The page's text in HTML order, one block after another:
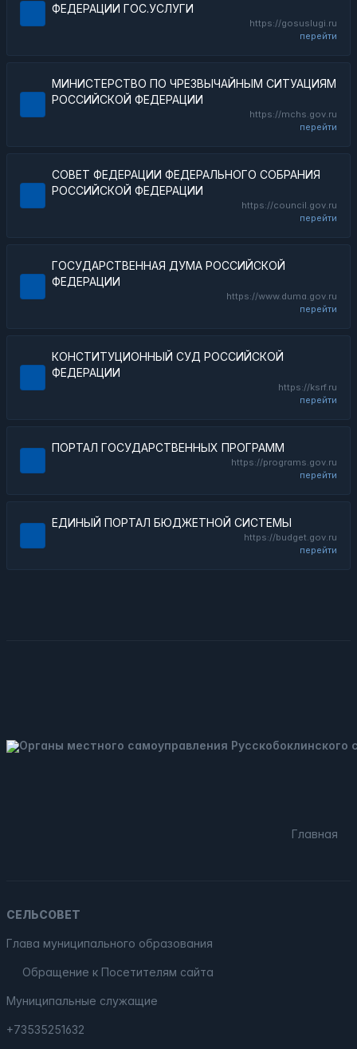
ФЕДЕРАЦИИ ГОС.УСЛУГИ
https://gosuslugi.ru
перейти
МИНИСТЕРСТВО ПО ЧРЕЗВЫЧАЙНЫМ СИТУАЦИЯМ
РОССИЙСКОЙ ФЕДЕРАЦИИ
https://mchs.gov.ru
перейти
СОВЕТ ФЕДЕРАЦИИ ФЕДЕРАЛЬНОГО СОБРАНИЯ
РОССИЙСКОЙ ФЕДЕРАЦИИ
https://council.gov.ru
перейти
ГОСУДАРСТВЕННАЯ ДУМА РОССИЙСКОЙ
ФЕДЕРАЦИИ
https://www.duma.gov.ru
перейти
КОНСТИТУЦИОННЫЙ СУД РОССИЙСКОЙ
ФЕДЕРАЦИИ
https://ksrf.ru
перейти
ПОРТАЛ ГОСУДАРСТВЕННЫХ ПРОГРАММ
https://programs.gov.ru
перейти
ЕДИНЫЙ ПОРТАЛ БЮДЖЕТНОЙ СИСТЕМЫ
https://budget.gov.ru
перейти
Главная
СЕЛЬСОВЕТ
Глава муниципального образования
Обращение к Посетителям сайта
Муниципальные служащие
+73535251632